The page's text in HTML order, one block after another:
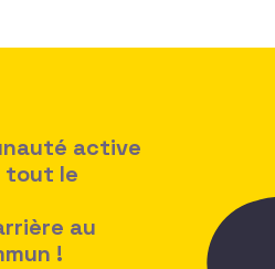
active
tout le
au
!